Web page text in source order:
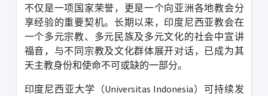
不仅是一项国家荣誉，更是一个向亚洲各地教会分
享经验的重要契机。长期以来，印度尼西亚教会在
一个多元宗教、多元民族及多元文化的社会中宣讲
福音，与不同宗教及文化群体展开对话，已成为其
天主教身份和使命不可或缺的一部分。
印度尼西亚大学（Universitas Indonesia）可持续发